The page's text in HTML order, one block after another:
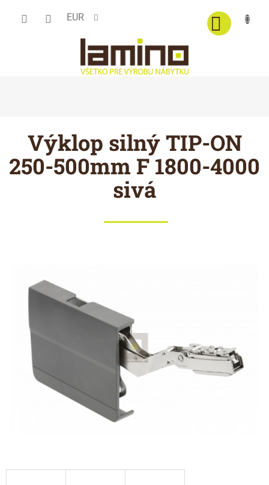
EUR
Výklop silný TIP-ON
250-500mm F 1800-4000
sivá